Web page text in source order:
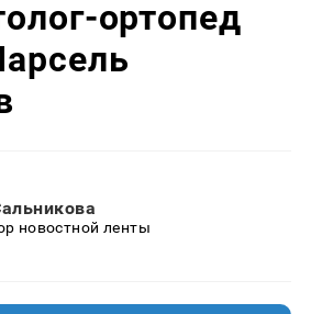
ортопед
новостной ленты